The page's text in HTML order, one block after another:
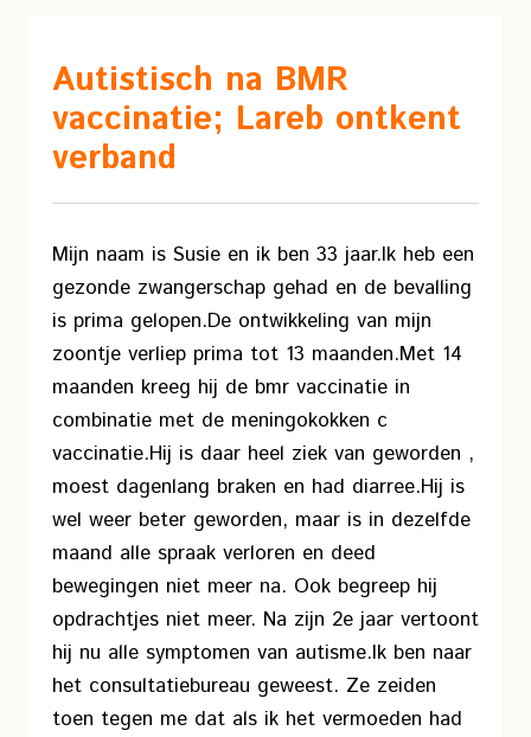
Autistisch na BMR
vaccinatie; Lareb ontkent
verband
Mijn naam is Susie en ik ben 33 jaar.Ik heb een
gezonde zwangerschap gehad en de bevalling
is prima gelopen.De ontwikkeling van mijn
zoontje verliep prima tot 13 maanden.Met 14
maanden kreeg hij de bmr vaccinatie in
combinatie met de meningokokken c
vaccinatie.Hij is daar heel ziek van geworden ,
moest dagenlang braken en had diarree.Hij is
wel weer beter geworden, maar is in dezelfde
maand alle spraak verloren en deed
bewegingen niet meer na. Ook begreep hij
opdrachtjes niet meer. Na zijn 2e jaar vertoont
hij nu alle symptomen van autisme.Ik ben naar
het consultatiebureau geweest. Ze zeiden
toen tegen me dat als ik het vermoeden had